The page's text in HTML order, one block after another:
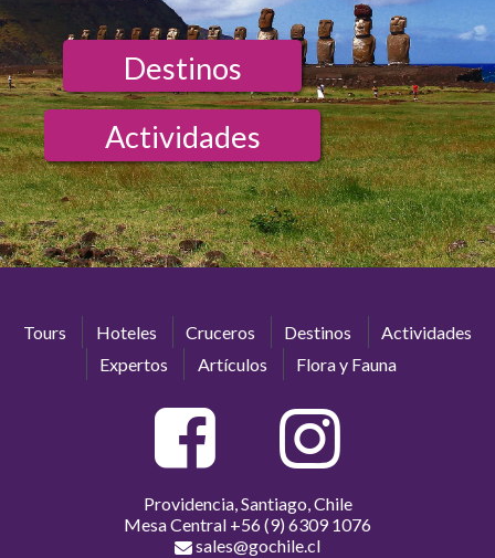
Destinos
Actividades
Tours Hoteles Cruceros Destinos
Actividades
Expertos
Artículos Flora y Fauna
Providencia, Santiago, Chile
Mesa Central +56 (9) 6309 1076
sales@gochile.cl